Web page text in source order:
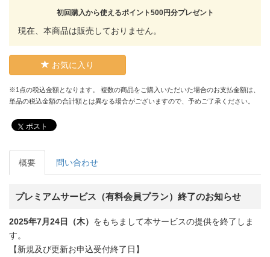
初回購入から使えるポイント500円分プレゼント
現在、本商品は販売しておりません。
お気に入り
※1点の税込金額となります。 複数の商品をご購入いただいた場合のお支払金額は、
単品の税込金額の合計額とは異なる場合がございますので、予めご了承ください。
ポスト
概要 問い合わせ
プレミアムサービス（有料会員プラン）終了のお知らせ
2025年7月24日（木） をもちまして本サービスの提供を終了しま
す。
【新規及び更新お申込受付終了日】